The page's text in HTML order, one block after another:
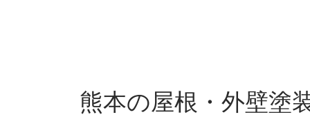
熊本の屋根・外壁塗